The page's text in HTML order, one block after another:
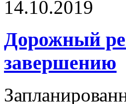
14.10.2019
Дорожный
завершению